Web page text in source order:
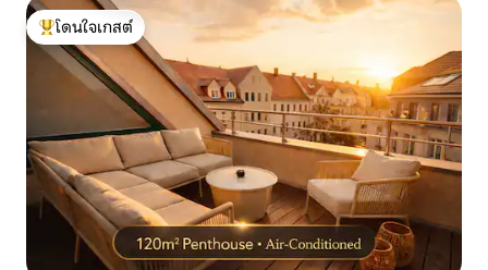
โดนใจเกสต์ที่สุด
โดนใจเกสต์